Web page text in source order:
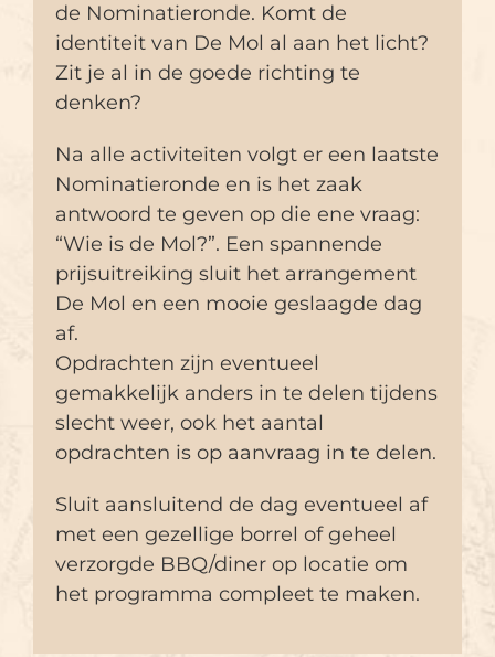
de Nominatieronde. Komt de
identiteit van De Mol al aan het licht?
Zit je al in de goede richting te
denken?
Na alle activiteiten volgt er een laatste
Nominatieronde en is het zaak
antwoord te geven op die ene vraag:
“Wie is de Mol?”. Een spannende
prijsuitreiking sluit het arrangement
De Mol en een mooie geslaagde dag
af.
Opdrachten zijn eventueel
gemakkelijk anders in te delen tijdens
slecht weer, ook het aantal
opdrachten is op aanvraag in te delen.
Sluit aansluitend de dag eventueel af
met een gezellige borrel of geheel
verzorgde BBQ/diner op locatie om
het programma compleet te maken.